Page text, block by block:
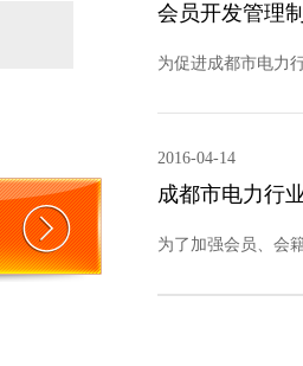
会员开发管理
为促进成都市电力
2016-04-14
成都市电力行
为了加强会员、会